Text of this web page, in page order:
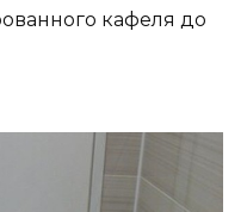
кафеля до